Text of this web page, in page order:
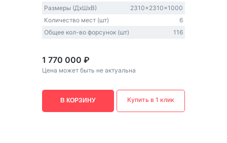
Размеры (ДxШxВ)
2310x2310x1000
Количество мест (шт)
6
Общее кол-во форсунок (шт)
116
1 770 000 ₽
Цена может быть не актуальна
В КОРЗИНУ Купить в 1 клик